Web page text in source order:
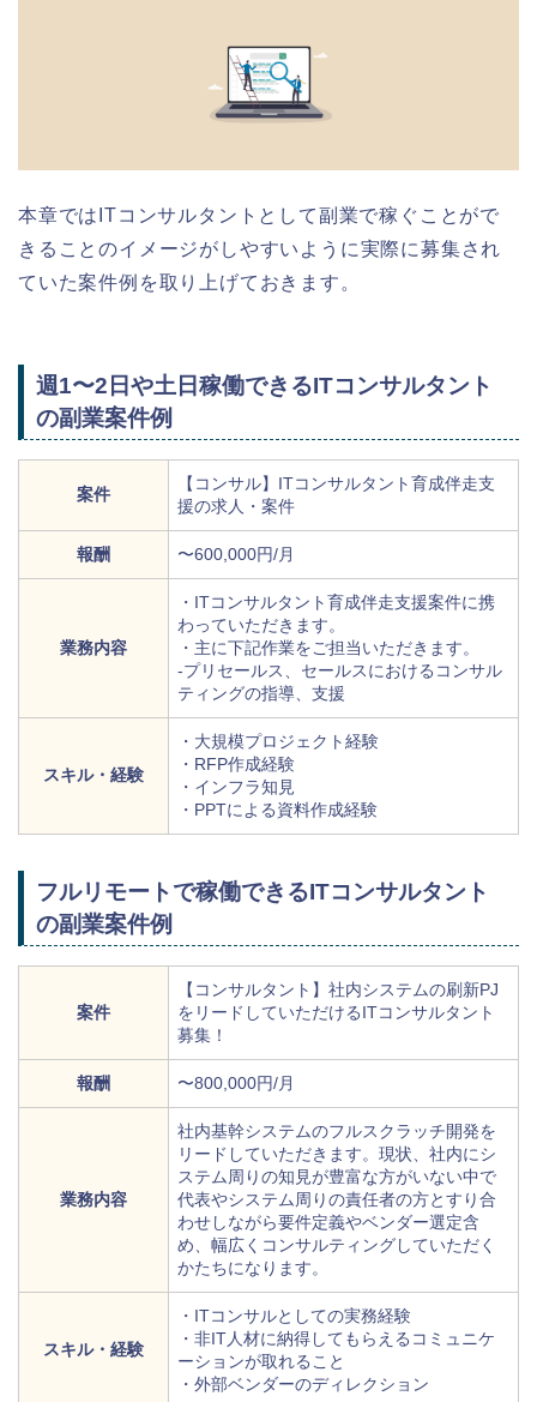
本章ではITコンサルタントとして副業で稼ぐことがで
きることのイメージがしやすいように実際に募集され
ていた案件例を取り上げておきます。
週1〜2日や土日稼働できるITコンサルタント
の副業案件例
案件
【コンサル】ITコンサルタント育成伴走支
援の求人・案件
報酬 〜600,000円/月
業務内容
・ITコンサルタント育成伴走支援案件に携
わっていただきます。
・主に下記作業をご担当いただきます。
-プリセールス、セールスにおけるコンサル
ティングの指導、支援
スキル・経験
・大規模プロジェクト経験
・RFP作成経験
・インフラ知見
・PPTによる資料作成経験
フルリモートで稼働できるITコンサルタント
の副業案件例
案件
【コンサルタント】社内システムの刷新PJ
をリードしていただけるITコンサルタント
募集！
報酬 〜800,000円/月
業務内容
社内基幹システムのフルスクラッチ開発を
リードしていただきます。現状、社内にシ
ステム周りの知見が豊富な方がいない中で
代表やシステム周りの責任者の方とすり合
わせしながら要件定義やベンダー選定含
め、幅広くコンサルティングしていただく
かたちになります。
スキル・経験
・ITコンサルとしての実務経験
・非IT人材に納得してもらえるコミュニケ
ーションが取れること
・外部ベンダーのディレクション